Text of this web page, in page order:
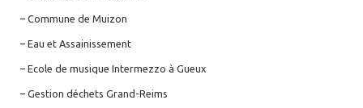
– Commune de Muizon
– Eau et Assainissement
– Ecole de musique Intermezzo à Gueux
– Gestion déchets Grand-Reims